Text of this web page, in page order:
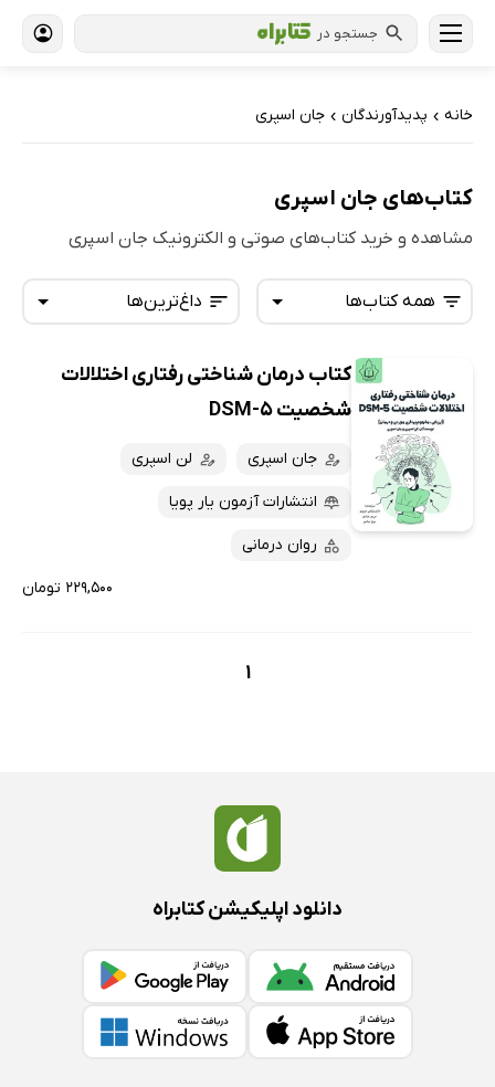
جستجو در
خانه › پدیدآورندگان › جان اسپری
کتاب‌های جان اسپری
مشاهده و خرید کتاب‌های صوتی و الکترونیک جان اسپری
داغ‌ترین‌ها
تازه‌ها
پرفروش‌ها
پربحث‌ها
همه کتاب‌ها
همه کتاب‌ها
کتاب‌های صوتی
کتاب‌های متنی
کتاب درمان شناختی رفتاری اختلالات
شخصیت DSM-5
جان اسپری لن اسپری
انتشارات آزمون یار پویا
روان درمانی
۲۲۹,۵۰۰ تومان
1
دانلود اپلیکیشن کتابراه